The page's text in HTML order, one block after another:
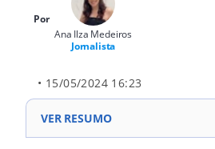
Por
Ana Ilza Medeiros
Jornalista
• 15/05/2024 16:23
VER RESUMO